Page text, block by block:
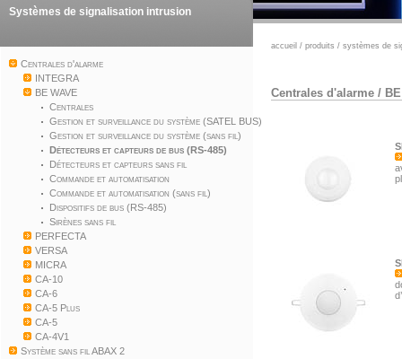
Systèmes de signalisation intrusion
Centrales d'alarme
INTEGRA
BE WAVE
Centrales
Gestion et surveillance du système (SATEL BUS)
Gestion et surveillance du système (sans fil)
Détecteurs et capteurs de bus (RS-485)
Détecteurs et capteurs sans fil
Commande et automatisation
Commande et automatisation (sans fil)
Dispositifs de bus (RS-485)
Sirènes sans fil
PERFECTA
VERSA
MICRA
CA-10
CA-6
CA-5 Plus
CA-5
CA-4V1
Système sans fil ABAX 2
accueil / produits / systèmes de
Centrales d'alarme /